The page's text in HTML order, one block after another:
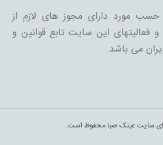
مورد دارای مجوز های لازم از
فعالیتهای این سایت تابع قوانین و
می باشد.
سایت عینک صبا محفوظ است.